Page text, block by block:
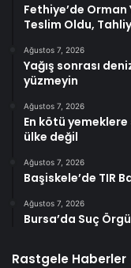
Fethiye’de Orman
Teslim Oldu,
Ağustos 7, 2026
Yağış sonrası
yüzmeyin
Ağustos 7, 2026
En kötü
ülke değil
Ağustos 7, 2026
Başiskele’de TIR
Ağustos 7, 2026
Bursa’da Suç
Rastgele Haberler